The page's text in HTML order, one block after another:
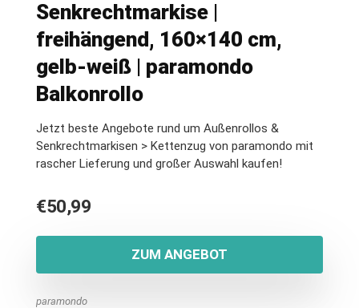
Senkrechtmarkise |
freihängend, 160×140 cm,
gelb-weiß | paramondo
Balkonrollo
Jetzt beste Angebote rund um Außenrollos &
Senkrechtmarkisen > Kettenzug von paramondo mit
rascher Lieferung und großer Auswahl kaufen!
€50,99
ZUM ANGEBOT
paramondo